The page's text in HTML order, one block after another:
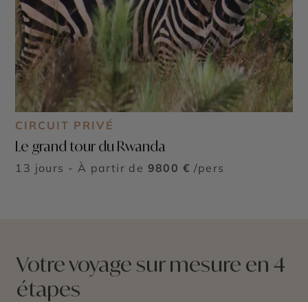
CIRCUIT PRIVÉ
Le grand tour du Rwanda
13 jours - À partir de 9800 € /pers
Votre voyage sur mesure en 4
étapes